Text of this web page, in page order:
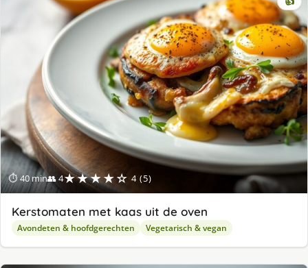
⏱ 40 min👥 4★★★★☆ 4 (5)
Kerstomaten met kaas uit de oven
Avondeten & hoofdgerechten Vegetarisch & vegan